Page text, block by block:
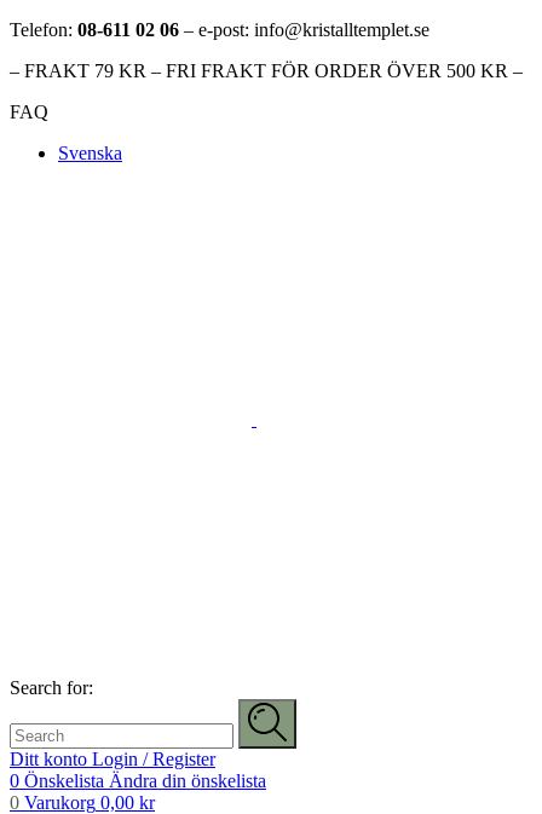
Telefon: 08-611 02 06 – e-post: info@kristalltemplet.se
– FRAKT 79 KR – FRI FRAKT FÖR ORDER ÖVER 500 KR –
FAQ
Svenska
Search for:
Ditt konto Login / Register
0 Önskelista Ändra din önskelista
0 Varukorg 0,00 kr